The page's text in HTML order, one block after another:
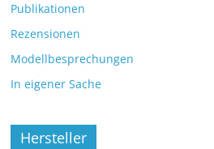
Publikationen
Rezensionen
Modellbesprechungen
In eigener Sache
Hersteller